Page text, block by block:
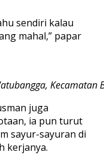
sendiri kalau
mahal,” papar
Kecamatan
juga
ia pun turut
sayur-sayuran di
kerjanya.